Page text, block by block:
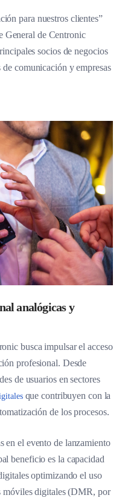
para nuestros clientes”
General de Centronic
socios de negocios
comunicación y empresas
analógicas y
busca impulsar el acceso
profesional. Desde
de usuarios en sectores
que contribuyen con la
de los procesos.
en el evento de lanzamiento
beneficio es la capacidad
optimizando el uso
móviles digitales (DMR, por